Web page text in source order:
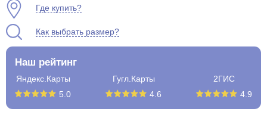
Где купить?
Как выбрать размер?
Наш рейтинг
Яндекс.Карты
5.0
Гугл.Карты
4.6
2ГИС
4.9